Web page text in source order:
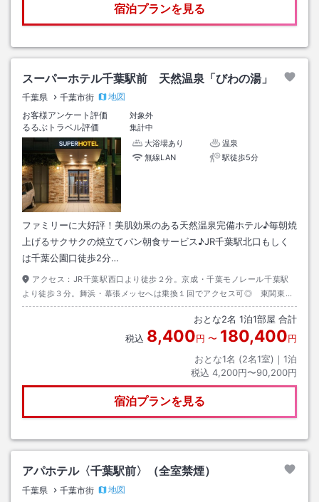
宿泊プランを見る
スーパーホテル千葉駅前 天然温泉「びわの湯」
千葉県 千葉市街
地図
お客様アンケート評価
対象外
るるぶトラベル評価
集計中
大浴場あり
温泉
無線LAN
駅徒歩5分
ファミリーに大好評！美肌効果のある天然温泉完備ホテル♪毎朝焼
上げるサクサクの焼立てパン朝食サービス♪JR千葉駅北口もしく
は千葉公園口徒歩2分…
アクセス： JR千葉駅西口より徒歩２分。京成・千葉モノレール千葉駅
より徒歩３分。舞浜・幕張メッセへは乗換１回でアクセス可◎ 東関東自
動車道路・湾岸習志野ICから約２０分。京葉道路・幕張ICから約２０分。
おとな2名 1泊1部屋 合計
税込 8,400円 〜 180,400円
おとな1名 (2名1室)｜ 1泊
税込 4,200円〜90,200円
宿泊プランを見る
アパホテル〈千葉駅前〉（全室禁煙）
千葉県 千葉市街
地図